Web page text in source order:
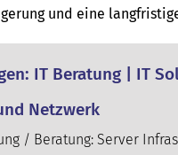
und eine
IT Beratung | IT
Netzwerk
/ Beratung: Server